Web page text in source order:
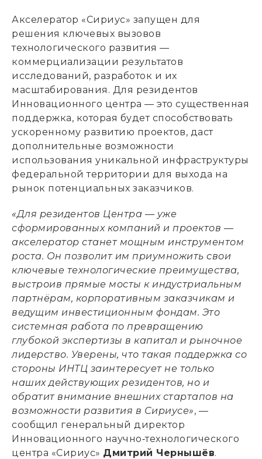
Акселератор «Сириус» запущен для
решения ключевых вызовов
технологического развития —
коммерциализации результатов
исследований, разработок и их
масштабирования. Для резидентов
Инновационного центра — это существенная
поддержка, которая будет способствовать
ускоренному развитию проектов, даст
дополнительные возможности
использования уникальной инфраструктуры
федеральной территории для выхода на
рынок потенциальных заказчиков.
«Для резидентов Центра — уже
сформированных компаний и проектов —
акселератор станет мощным инструментом
роста. Он позволит им приумножить свои
ключевые технологические преимущества,
выстроив прямые мосты к индустриальным
партнёрам, корпоративным заказчикам и
ведущим инвестиционным фондам. Это
системная работа по превращению
глубокой экспертизы в капитал и рыночное
лидерство. Уверены, что такая поддержка со
стороны ИНТЦ заинтересует не только
наших действующих резидентов, но и
обратит внимание внешних стартапов на
возможности развития в Сириусе», —
сообщил генеральный директор
Инновационного научно‑технологического
центра «Сириус» Дмитрий Чернышёв.